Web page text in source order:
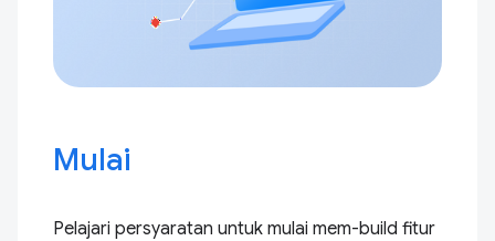
Mulai
Pelajari persyaratan untuk mulai mem-build fitur